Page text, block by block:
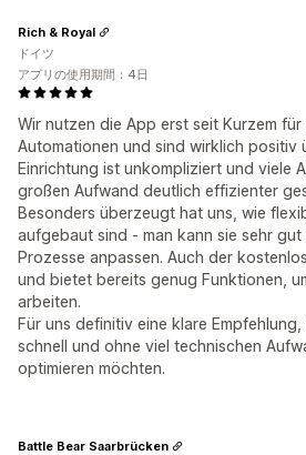
Wir nutzen die App erst seit Kurzem
Automationen und sind wirklich positiv
Einrichtung ist unkompliziert und viele
großen Aufwand deutlich effizienter
Besonders überzeugt hat uns, wie
aufgebaut sind - man kann sie sehr gut
Prozesse anpassen. Auch der
und bietet bereits genug Funktionen,
arbeiten.
Für uns definitiv eine klare
schnell und ohne viel technischen
optimieren möchten.
Rich & Royal
ドイツ
アプリの使用期間：4日
Battle Bear Saarbrücken